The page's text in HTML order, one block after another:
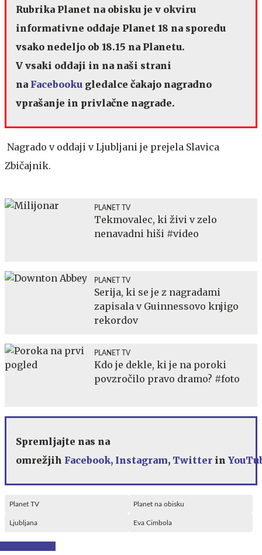
Rubrika Planet na obisku je v okviru
informativne oddaje Planet 18 na sporedu
vsako nedeljo ob 18.15 na Planetu.
V vsaki oddaji in na naši strani
na Facebooku gledalce čakajo nagradno
vprašanje in privlačne nagrade.
Nagrado v oddaji v Ljubljani je prejela Slavica
Zbičajnik.
PLANET TV
Tekmovalec, ki živi v zelo
nenavadni hiši #video
PLANET TV
Serija, ki se je z nagradami
zapisala v Guinnessovo knjigo
rekordov
PLANET TV
Kdo je dekle, ki je na poroki
povzročilo pravo dramo? #foto
Spremljajte nas na
omrežjih Facebook, Instagram, Twitter in
Planet TV Planet na obisku
Ljubljana Eva Cimbola